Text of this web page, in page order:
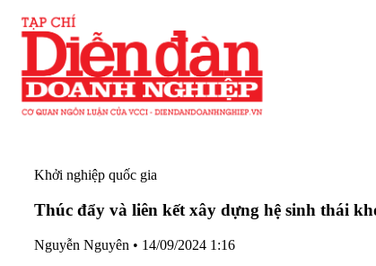
Khởi nghiệp quốc gia
Thúc đẩy và liên kết xây dựng hệ sinh thái
Nguyễn Nguyên • 14/09/2024 1:16